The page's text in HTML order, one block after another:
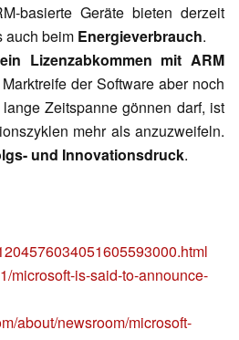
basierte Geräte bieten derzeit
auch beim Energieverbrauch.
Lizenzabkommen mit ARM
der Software aber noch
Zeitspanne gönnen darf, ist
mehr als anzuzweifeln.
und Innovationsdruck.
microsoft-is-said-to-announce-
about/newsroom/microsoft-